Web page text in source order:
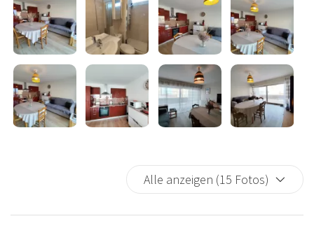
Alle anzeigen (15 Fotos)